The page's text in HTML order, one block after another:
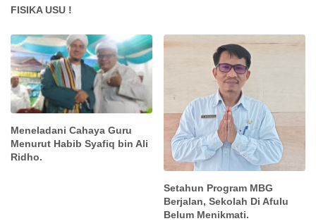
FISIKA USU !
Meneladani Cahaya Guru
Menurut Habib Syafiq bin Ali
Ridho.
Setahun Program MBG
Berjalan, Sekolah Di Afulu
Belum Menikmati.